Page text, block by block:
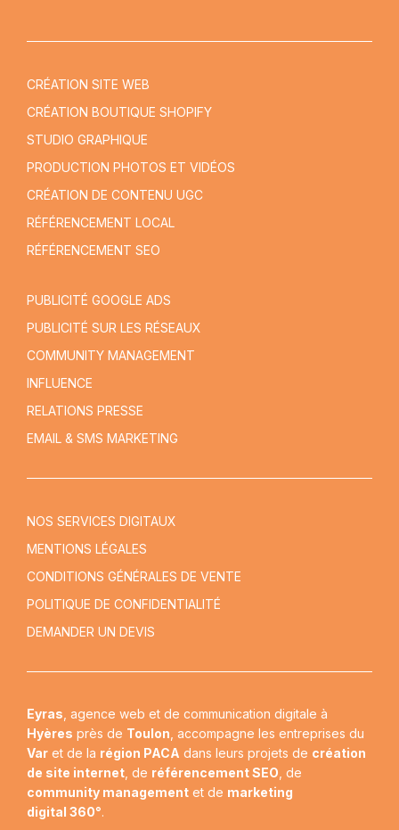
CRÉATION SITE WEB
CRÉATION BOUTIQUE SHOPIFY
STUDIO GRAPHIQUE
PRODUCTION PHOTOS ET VIDÉOS
CRÉATION DE CONTENU UGC
RÉFÉRENCEMENT LOCAL
RÉFÉRENCEMENT SEO
PUBLICITÉ GOOGLE ADS
PUBLICITÉ SUR LES RÉSEAUX
COMMUNITY MANAGEMENT
INFLUENCE
RELATIONS PRESSE
EMAIL & SMS MARKETING
NOS SERVICES DIGITAUX
MENTIONS LÉGALES
CONDITIONS GÉNÉRALES DE VENTE
POLITIQUE DE CONFIDENTIALITÉ
DEMANDER UN DEVIS
Eyras , agence web et de communication digitale à
Hyères près de Toulon , accompagne les entreprises du
Var et de la région PACA dans leurs projets de création
de site internet , de référencement SEO , de
community management et de marketing
digital 360°.